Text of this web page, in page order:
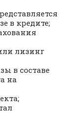
в кредите;
лизинг
в составе
на